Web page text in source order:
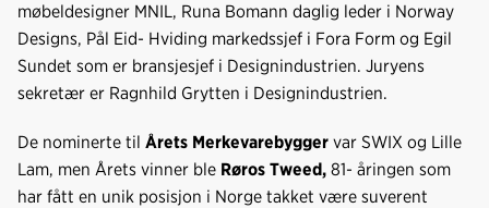
møbeldesigner MNIL, Runa Bomann daglig leder i Norway
Designs, Pål Eid- Hviding markedssjef i Fora Form og Egil
Sundet som er bransjesjef i Designindustrien. Juryens
sekretær er Ragnhild Grytten i Designindustrien.
De nominerte til Årets Merkevarebygger var SWIX og Lille
Lam, men Årets vinner ble Røros Tweed, 81- åringen som
har fått en unik posisjon i Norge takket være suverent